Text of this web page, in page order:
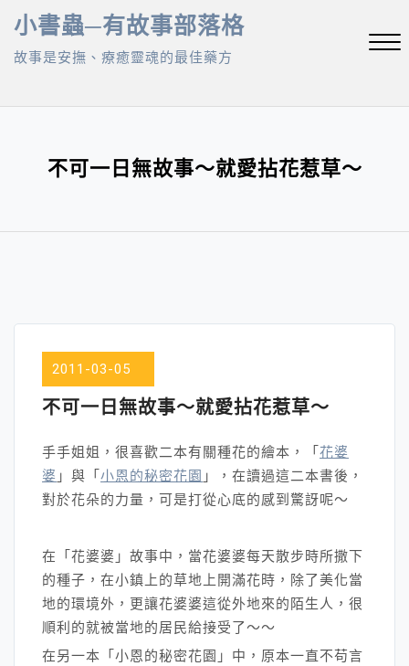
Skip
content
小書蟲─有故事部落格
故事是安撫、療癒靈魂的最佳藥方
不可一日無故事～就愛拈花惹草～
2011-03-05
不可一日無故事～就愛拈花惹草～
手手姐姐，很喜歡二本有關種花的繪本，「 花婆
婆 」與「 小恩的秘密花園 」，在讀過這二本書後，
對於花朵的力量，可是打從心底的感到驚訝呢～
在「花婆婆」故事中，當花婆婆每天散步時所撒下
的種子，在小鎮上的草地上開滿花時，除了美化當
地的環境外，更讓花婆婆這從外地來的陌生人，很
順利的就被當地的居民給接受了～～
在另一本「小恩的秘密花園」中，原本一直不苟言